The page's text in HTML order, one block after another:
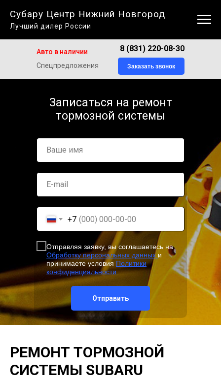
Субару Центр Нижний Новгород
Лучший дилер России
Авто в наличии
Спецпредложения
8 (831) 220-08-30
Заказать звонок
Ваше имя
E-mail
+7
Отправляя заявку, вы соглашаетесь на
Обработку персональных данных и
принимаете условия Политики
конфиденциальности
Отправить
Записаться на ремонт
тормозной системы
РЕМОНТ ТОРМОЗНОЙ
СИСТЕМЫ SUBARU